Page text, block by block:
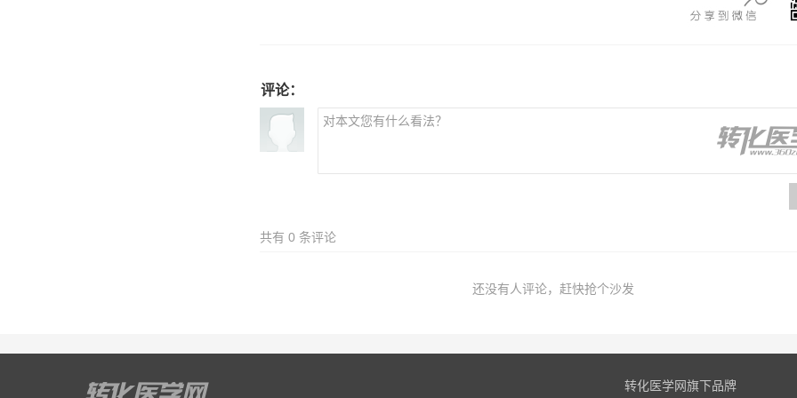
评论：
共有 0 条评论
还没有人评论，赶快抢个沙发
转化医学网旗下品牌